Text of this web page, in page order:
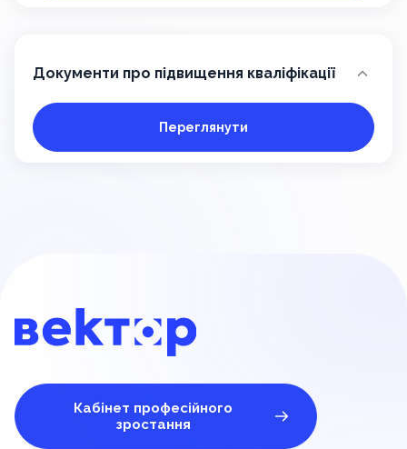
Документи про підвищення кваліфікації
Переглянути
Кабінет професійного
зростання